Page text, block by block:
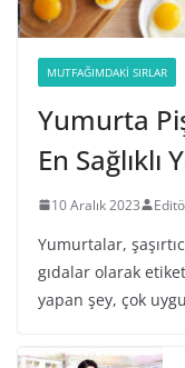
MUTFAĞIMDAKI SIRLAR
Yumurta
En Sağlıklı
10 Aralık 2023
Yumurtalar,
gıdalar olarak
yapan şey, çok